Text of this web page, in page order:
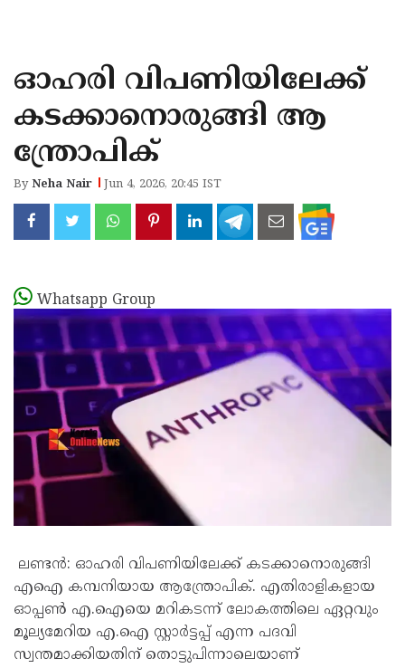
KANNUR
KASARAGOD
ഓഹരി വിപണിയിലേക്ക്
കടക്കാനൊരുങ്ങി ആ
ന്ത്രോപിക്
ByNeha Nair Jun 4, 2026, 20:45 IST
Whatsapp Group
ലണ്ടൻ: ഓഹരി വിപണിയിലേക്ക് കടക്കാനൊരുങ്ങി
എഐ കമ്പനിയായ ആന്ത്രോപിക്. എതിരാളികളായ
ഓപ്പൺ എ.ഐയെ മറികടന്ന് ലോകത്തിലെ ഏറ്റവും
മൂല്യമേറിയ എ.ഐ സ്റ്റാർട്ടപ്പ് എന്ന പദവി
സ്വന്തമാക്കിയതിന് തൊട്ടുപിന്നാലെയാണ്